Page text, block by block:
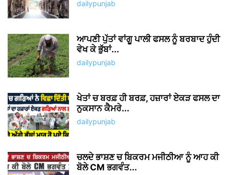
dailypunjab
ਆਪਣੀ ਪੁੱਤਾਂ ਵਾਂਗੂ ਪਾਲੀ ਫਸਲ ਨੂੰ ਬਰਬਾਦ ਹੁੰਦੀ
ਵੇਖ ਕੇ ਭੁੱਬਾਂ...
dailypunjab
ਖੇਤਾਂ ਚ ਬਰਫ਼ ਹੀ ਬਰਫ਼, ਹਜ਼ਾਰਾਂ ਏਕੜ ਫਸਲ ਦਾ
ਨੁਕਸਾਨ ਕੈਮਰੇ...
dailypunjab
ਚਲਦੇ ਭਾਸ਼ਣ ਚ ਬਿਕਰਮ ਮਜੀਠੀਆ ਨੂੰ ਆਹ ਕੀ
ਬੋਲੇ CM ਭਗਵੰਤ...